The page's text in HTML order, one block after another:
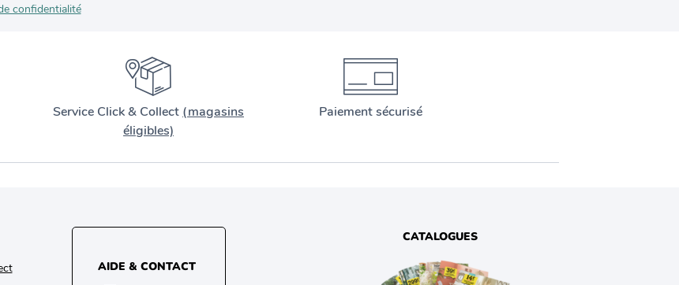
confidentialité
Service Click & Collect (magasins
éligibles)
Paiement sécurisé
AIDE & CONTACT
CATALOGUES